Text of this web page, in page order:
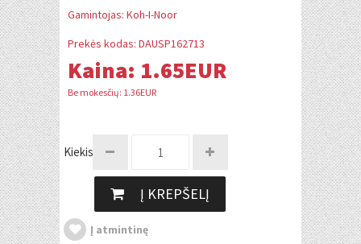
Gamintojas: Koh-I-Noor
Prekės kodas: DAUSP162713
Kaina: 1.65EUR
Be mokesčių: 1.36EUR
Kiekis:
Į KREPŠELĮ
Į atmintinę